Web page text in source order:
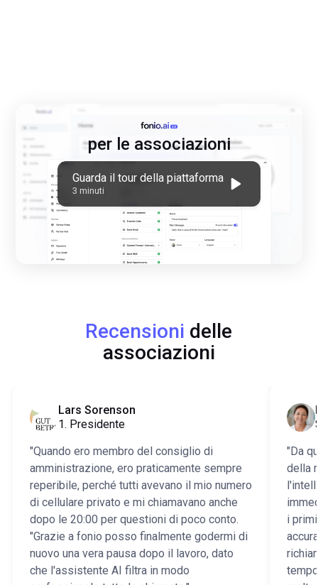
Guarda il tour della piattaforma
3 minuti
per le associazioni
Recensioni delle
associazioni
Lars Sorenson
1. Presidente
"Quando ero membro del consiglio di
amministrazione, ero praticamente sempre
reperibile, perché tutti avevano il mio numero
di cellulare privato e mi chiamavano anche
dopo le 20:00 per questioni di poco conto.
"Grazie a fonio posso finalmente godermi di
nuovo una vera pausa dopo il lavoro, dato
che l'assistente AI filtra in modo
"Da
della
i